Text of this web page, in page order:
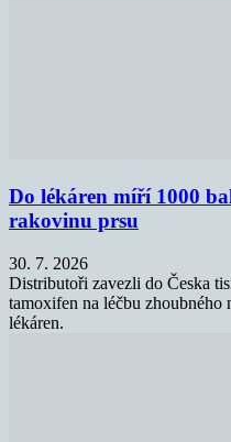
Do lékáren míří 1000
rakovinu prsu
30. 7. 2026
Distributoři zavezli do Česka
tamoxifen na léčbu zhoubného
lékáren.